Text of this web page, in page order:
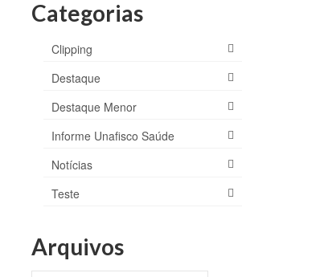
Categorias
Clipping
Destaque
Destaque Menor
Informe Unafisco Saúde
Notícias
Teste
Arquivos